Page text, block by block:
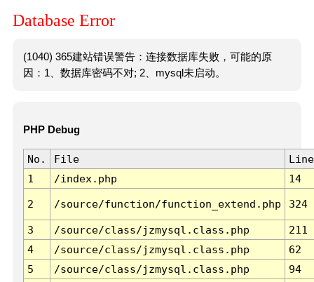
Database Error
(1040) 365建站错误警告：连接数据库失败，可能的原
因：1、数据库密码不对; 2、mysql未启动。
PHP Debug
No. File
Line
1
/index.php 14
2 /source/function/function_extend.php 324
3 /source/class/jzmysql.class.php
211
4
/source/class/jzmysql.class.php
62
5
/source/class/jzmysql.class.php
94